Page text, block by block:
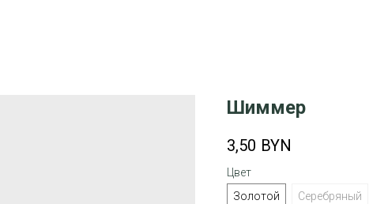
Шиммер
3,50 BYN
Цвет
Золотой
Серебряный